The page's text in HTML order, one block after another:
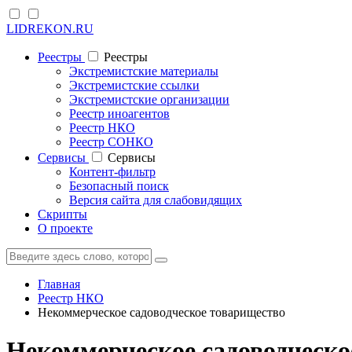
LIDREKON.RU
Реестры
Реестры
Экстремистские материалы
Экстремистские ссылки
Экстремистские организации
Реестр иноагентов
Реестр НКО
Реестр СОНКО
Cервисы
Cервисы
Контент-фильтр
Безопасный поиск
Версия сайта для слабовидящих
Скрипты
О проекте
Главная
Реестр НКО
Некоммерческое садоводческое товарищество